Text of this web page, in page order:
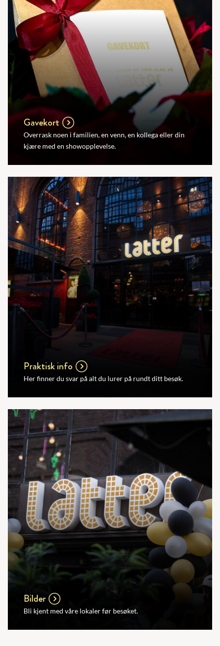
Gavekort
Overrask noen i familien, en venn, en kollega eller din
kjære med en showopplevelse.
Praktisk info
Her finner du svar på alt du lurer på rundt ditt besøk.
Bilder
Bli kjent med våre lokaler før besøket.